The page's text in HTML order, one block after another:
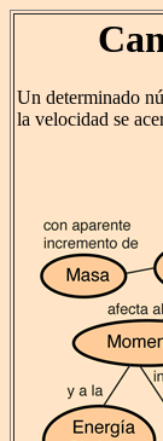
Un determinado
la velocidad se